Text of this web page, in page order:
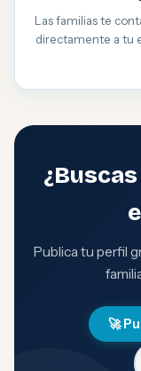
Las familias te
directamente a tu
Publica tu perfil
🚀